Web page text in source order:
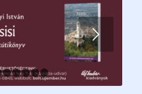
1 2 3 4 6 7 8